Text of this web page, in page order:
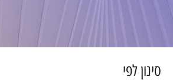
סינון לפי